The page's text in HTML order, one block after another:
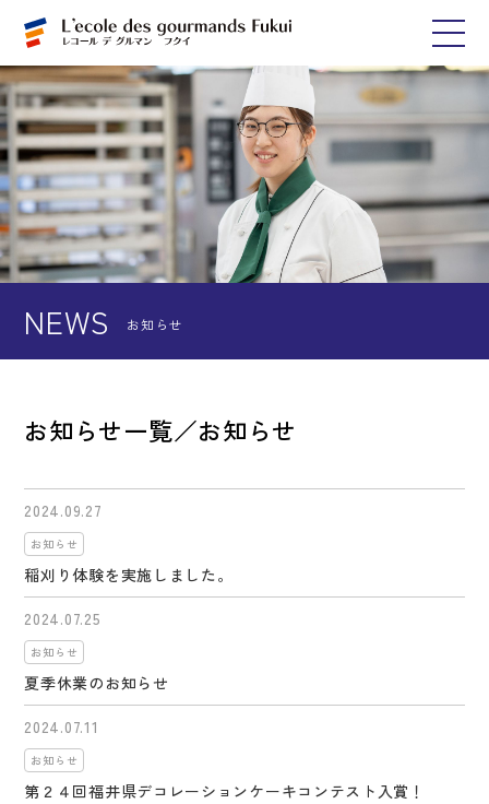
NEWS お知らせ
お知らせ一覧／お知らせ
2024.09.27
お知らせ
稲刈り体験を実施しました。
2024.07.25
お知らせ
夏季休業のお知らせ
2024.07.11
お知らせ
第２４回福井県デコレーションケーキコンテスト入賞！